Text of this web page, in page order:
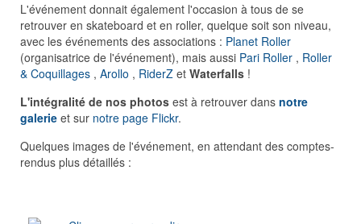
L'événement donnait également l'occasion à tous de se
retrouver en skateboard et en roller, quelque soit son niveau,
avec les événements des associations : Planet Roller
(organisatrice de l'événement), mais aussi Pari Roller , Roller
& Coquillages , Arollo , RiderZ et Waterfalls !
L'intégralité de nos photos est à retrouver dans notre
galerie et sur notre page Flickr.
Quelques images de l'événement, en attendant des comptes-
rendus plus détaillés :